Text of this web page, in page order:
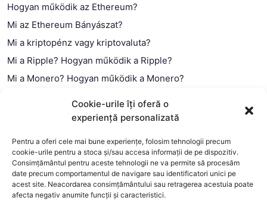
Cookie-urile îți oferă o
experiență personalizată
Pentru a oferi cele mai bune experiențe, folosim tehnologii precum
cookie-urile pentru a stoca și/sau accesa informații de pe dispozitiv.
Consimțământul pentru aceste tehnologii ne va permite să procesăm
date precum comportamentul de navigare sau identificatori unici pe
acest site. Neacordarea consimțământului sau retragerea acestuia poate
afecta negativ anumite funcții și caracteristici.
Hogyan működik az Ethereum?
Mi az Ethereum Bányászat?
Mi a kriptopénz vagy kriptovaluta?
Mi a Ripple? Hogyan működik a Ripple?
Mi a Monero? Hogyan működik a Monero?
Mi a blokklánc (technológia)?